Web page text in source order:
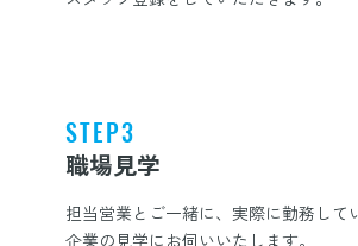
STEP3
職場見学
担当営業とご一緒に、実際に勤務して
企業の見学にお伺いいたします。